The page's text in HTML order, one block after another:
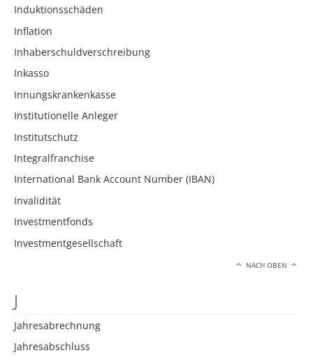
Induktionsschäden
Inflation
Inhaberschuldverschreibung
Inkasso
Innungskrankenkasse
Institutionelle Anleger
Institutschutz
Integralfranchise
International Bank Account Number (IBAN)
Invalidität
Investmentfonds
Investmentgesellschaft
NACH OBEN
J
Jahresabrechnung
Jahresabschluss